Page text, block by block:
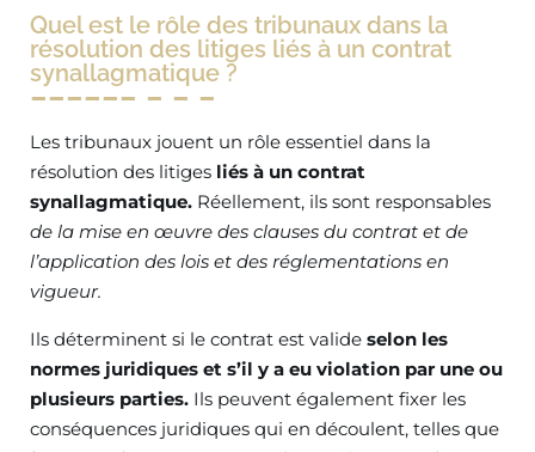
Quel est le rôle des tribunaux dans la
résolution des litiges liés à un contrat
synallagmatique ?
Les tribunaux jouent un rôle essentiel dans la
résolution des litiges liés à un contrat
synallagmatique. Réellement, ils sont responsables
de la mise en œuvre des clauses du contrat et de
l’application des lois et des réglementations en
vigueur.
Ils déterminent si le contrat est valide selon les
normes juridiques et s’il y a eu violation par une ou
plusieurs parties. Ils peuvent également fixer les
conséquences juridiques qui en découlent, telles que